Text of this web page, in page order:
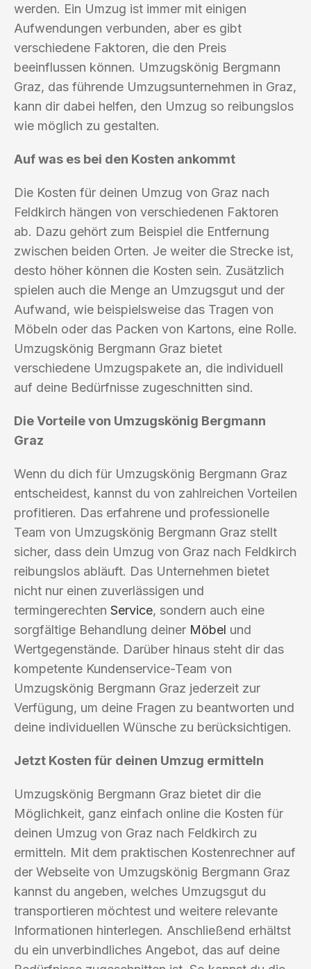
werden. Ein Umzug ist immer mit einigen
Aufwendungen verbunden, aber es gibt
verschiedene Faktoren, die den Preis
beeinflussen können. Umzugskönig Bergmann
Graz, das führende Umzugsunternehmen in Graz,
kann dir dabei helfen, den Umzug so reibungslos
wie möglich zu gestalten.
Auf was es bei den Kosten ankommt
Die Kosten für deinen Umzug von Graz nach
Feldkirch hängen von verschiedenen Faktoren
ab. Dazu gehört zum Beispiel die Entfernung
zwischen beiden Orten. Je weiter die Strecke ist,
desto höher können die Kosten sein. Zusätzlich
spielen auch die Menge an Umzugsgut und der
Aufwand, wie beispielsweise das Tragen von
Möbeln oder das Packen von Kartons, eine Rolle.
Umzugskönig Bergmann Graz bietet
verschiedene Umzugspakete an, die individuell
auf deine Bedürfnisse zugeschnitten sind.
Die Vorteile von Umzugskönig Bergmann
Graz
Wenn du dich für Umzugskönig Bergmann Graz
entscheidest, kannst du von zahlreichen Vorteilen
profitieren. Das erfahrene und professionelle
Team von Umzugskönig Bergmann Graz stellt
sicher, dass dein Umzug von Graz nach Feldkirch
reibungslos abläuft. Das Unternehmen bietet
nicht nur einen zuverlässigen und
termingerechten Service, sondern auch eine
sorgfältige Behandlung deiner Möbel und
Wertgegenstände. Darüber hinaus steht dir das
kompetente Kundenservice-Team von
Umzugskönig Bergmann Graz jederzeit zur
Verfügung, um deine Fragen zu beantworten und
deine individuellen Wünsche zu berücksichtigen.
Jetzt Kosten für deinen Umzug ermitteln
Umzugskönig Bergmann Graz bietet dir die
Möglichkeit, ganz einfach online die Kosten für
deinen Umzug von Graz nach Feldkirch zu
ermitteln. Mit dem praktischen Kostenrechner auf
der Webseite von Umzugskönig Bergmann Graz
kannst du angeben, welches Umzugsgut du
transportieren möchtest und weitere relevante
Informationen hinterlegen. Anschließend erhältst
du ein unverbindliches Angebot, das auf deine